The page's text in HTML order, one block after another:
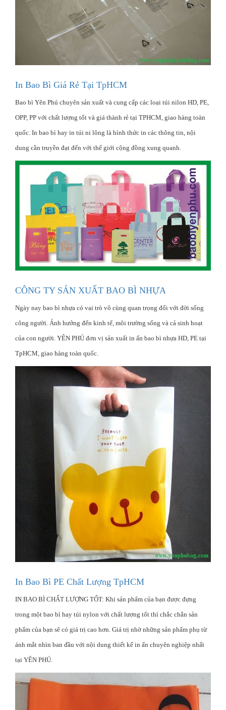
In Bao Bì Giá Rẻ Tại TpHCM
Bao bì Yên Phú chuyên sản xuất và cung cấp các loại túi nilon HD, PE,
OPP, PP với chất lượng tốt và giá thành rẻ tại TPHCM, giao hàng toàn
quốc. In bao bì hay in túi ni lông là hình thức in các thông tin, nội
dung cần truyền đạt đến với thế giới cộng đồng xung quanh.
CÔNG TY SẢN XUẤT BAO BÌ NHỰA
Ngày nay bao bì nhựa có vai trò vô cùng quan trọng đối với đời sống
công người. Ảnh hưởng đến kinh tế, môi trường sống và cả sinh hoạt
của con người. YÊN PHÚ đơn vị sản xuất in ấn bao bì nhựa HD, PE tại
TpHCM, giao hàng toàn quốc.
In Bao Bì PE Chất Lượng TpHCM
IN BAO BÌ CHẤT LƯỢNG TỐT: Khi sản phẩm của bạn được đựng
trong một bao bì hay túi nylon với chất lượng tốt thì chắc chắn sản
phẩm của bạn sẽ có giá trị cao hơn. Giá trị nhờ những sản phẩm phụ từ
ánh mắt nhìn ban đầu với nội dung thiết kế in ấn chuyên nghiệp nhất
tại YÊN PHÚ.